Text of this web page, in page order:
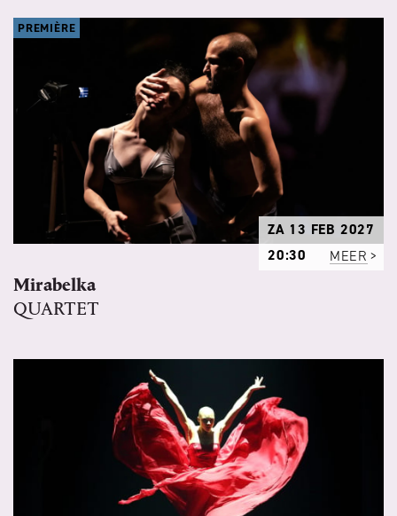
PREMIÈRE
ZA 13 FEB 2027
20:30
MEER
Mirabelka
QUARTET